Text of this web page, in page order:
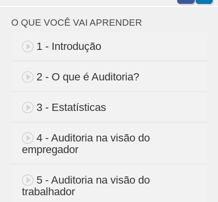
O QUE VOCÊ VAI APRENDER
1 - Introdução
2 - O que é Auditoria?
3 - Estatísticas
4 - Auditoria na visão do
empregador
5 - Auditoria na visão do
trabalhador